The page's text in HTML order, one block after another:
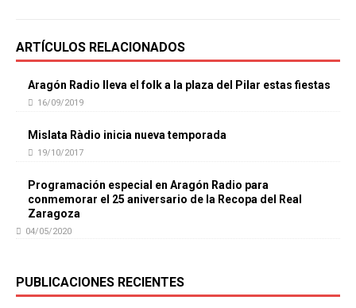
ARTÍCULOS RELACIONADOS
Aragón Radio lleva el folk a la plaza del Pilar estas fiestas
16/09/2019
Mislata Ràdio inicia nueva temporada
19/10/2017
Programación especial en Aragón Radio para
conmemorar el 25 aniversario de la Recopa del Real
Zaragoza
04/05/2020
PUBLICACIONES RECIENTES